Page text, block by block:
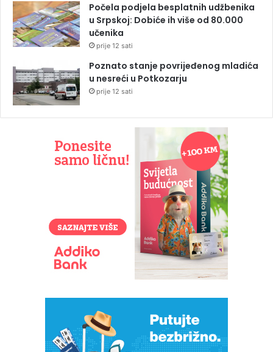
Počela podjela besplatnih udžbenika
u Srpskoj: Dobiće ih više od 80.000
učenika
prije 12 sati
Poznato stanje povrijeđenog mladića
u nesreći u Potkozarju
prije 12 sati